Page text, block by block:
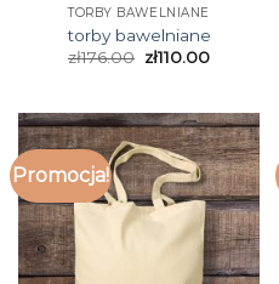
TORBY BAWELNIANE
torby bawelniane
zł176.00 zł110.00
Promocja!